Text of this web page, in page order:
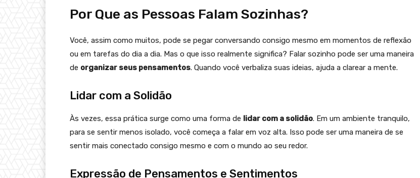
Por Que as Pessoas Falam Sozinhas?
Você, assim como muitos, pode se pegar conversando consigo mesmo em momentos de reflexão
ou em tarefas do dia a dia. Mas o que isso realmente significa? Falar sozinho pode ser uma maneira
de organizar seus pensamentos. Quando você verbaliza suas ideias, ajuda a clarear a mente.
Lidar com a Solidão
Às vezes, essa prática surge como uma forma de lidar com a solidão. Em um ambiente tranquilo,
para se sentir menos isolado, você começa a falar em voz alta. Isso pode ser uma maneira de se
sentir mais conectado consigo mesmo e com o mundo ao seu redor.
Expressão de Pensamentos e Sentimentos